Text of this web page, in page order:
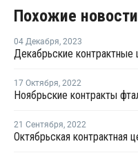
Похожие новости
04 Декабря, 2023
17 Октября, 2022
21 Сентября, 2022